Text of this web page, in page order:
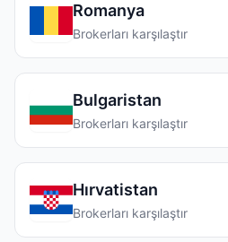
Romanya
Brokerları karşılaştır
Bulgaristan
Brokerları karşılaştır
Hırvatistan
Brokerları karşılaştır